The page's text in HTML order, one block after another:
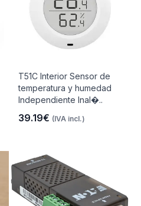
T51C Interior Sensor de
temperatura y humedad
Independiente Inal�..
39.19€ (IVA incl.)